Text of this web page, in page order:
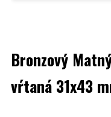
Bronzový
vŕtaná 31x43